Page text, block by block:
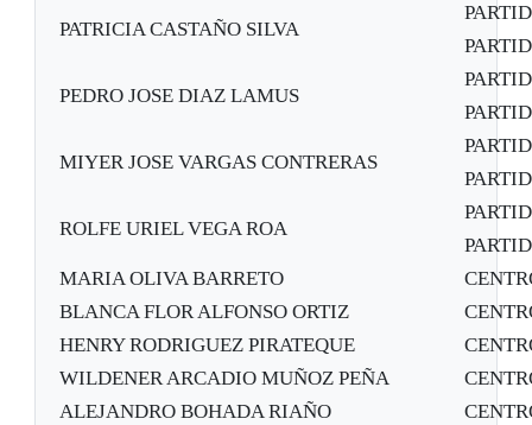
PATRICIA CASTAÑO SILVA
PEDRO JOSE DIAZ LAMUS
MIYER JOSE VARGAS CONTRERAS
ROLFE URIEL VEGA ROA
MARIA OLIVA BARRETO
BLANCA FLOR ALFONSO ORTIZ
HENRY RODRIGUEZ PIRATEQUE
WILDENER ARCADIO MUÑOZ PEÑA
ALEJANDRO BOHADA RIAÑO